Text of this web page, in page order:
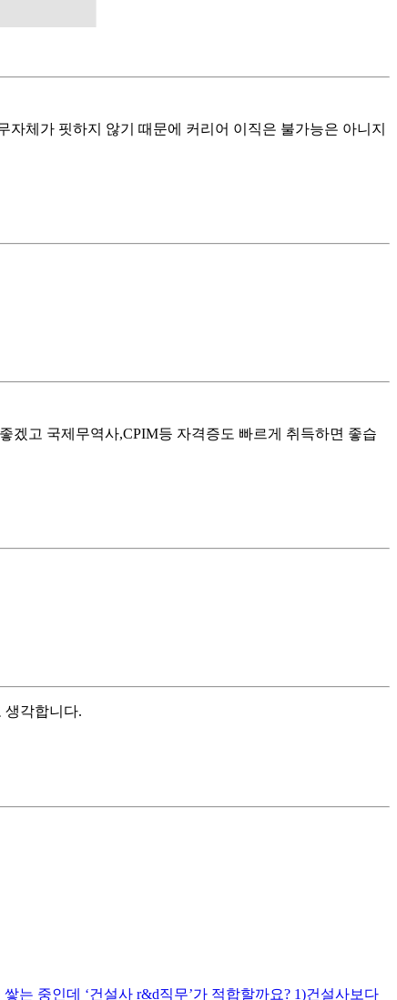
체가 핏하지 않기 때문에 커리어 이직은 불가능은 아니지
겠고 국제무역사,CPIM등 자격증도 빠르게 취득하면 좋습
생각합니다.
는 중인데 ‘건설사 r&d직무’가 적합할까요? 1)건설사보다